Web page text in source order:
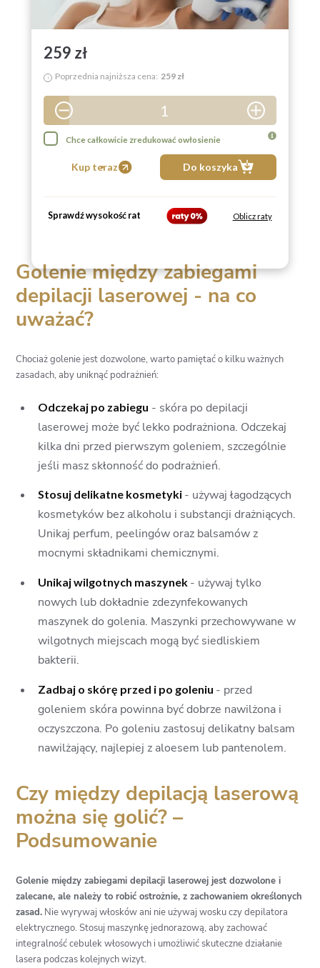
259 zł
i Poprzednia najniższa cena: 259 zł
1
2
3
4
6
8
9
Chce całkowicie zredukować owłosienie
Kup teraz Do koszyka
Sprawdź wysokość rat Oblicz raty
Golenie między zabiegami
depilacji laserowej - na co
uważać?
Chociaż golenie jest dozwolone, warto pamiętać o kilku ważnych
zasadach, aby uniknąć podrażnień:
Odczekaj po zabiegu - skóra po depilacji
laserowej może być lekko podrażniona. Odczekaj
kilka dni przed pierwszym goleniem, szczególnie
jeśli masz skłonność do podrażnień.
Stosuj delikatne kosmetyki - używaj łagodzących
kosmetyków bez alkoholu i substancji drażniących.
Unikaj perfum, peelingów oraz balsamów z
mocnymi składnikami chemicznymi.
Unikaj wilgotnych maszynek - używaj tylko
nowych lub dokładnie zdezynfekowanych
maszynek do golenia. Maszynki przechowywane w
wilgotnych miejscach mogą być siedliskiem
bakterii.
Zadbaj o skórę przed i po goleniu - przed
goleniem skóra powinna być dobrze nawilżona i
oczyszczona. Po goleniu zastosuj delikatny balsam
nawilżający, najlepiej z aloesem lub pantenolem.
Czy między depilacją laserową
można się golić? –
Podsumowanie
Golenie między zabiegami depilacji laserowej jest dozwolone i
zalecane, ale należy to robić ostrożnie, z zachowaniem określonych
zasad. Nie wyrywaj włosków ani nie używaj wosku czy depilatora
elektrycznego. Stosuj maszynkę jednorazową, aby zachować
integralność cebulek włosowych i umożliwić skuteczne działanie
lasera podczas kolejnych wizyt.